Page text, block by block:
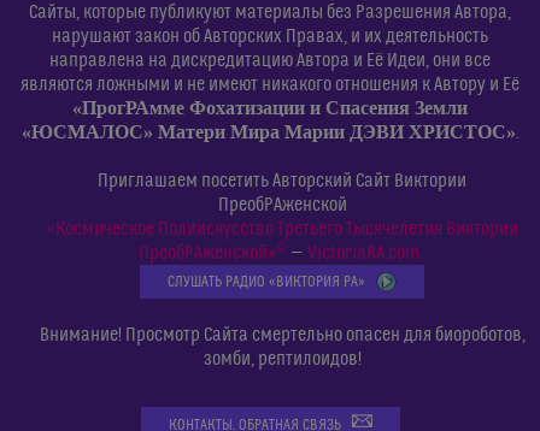
Сайты, которые публикуют материалы без Разрешения Автора,
нарушают закон об Авторских Правах, и их деятельность
направлена на дискредитацию Автора и Её Идеи, они все
являются ложными и не имеют никакого отношения к Автору и Её
«ПрогРАмме Фохатизации и Спасения Земли
«ЮСМАЛОС» Матери Мира Марии ДЭВИ ХРИСТОС».
Приглашаем посетить Авторский Сайт Виктории
ПреобРАженской
«Космическое Полиискусство Третьего Тысячелетия Виктории
ПреобРАженской»©— VictoriaRA.com
СЛУШАТЬ РАДИО «ВИКТОРИЯ РА»
Внимание! Просмотр Сайта смертельно опасен для биороботов,
зомби, рептилоидов!
КОНТАКТЫ. ОБРАТНАЯ СВЯЗЬ